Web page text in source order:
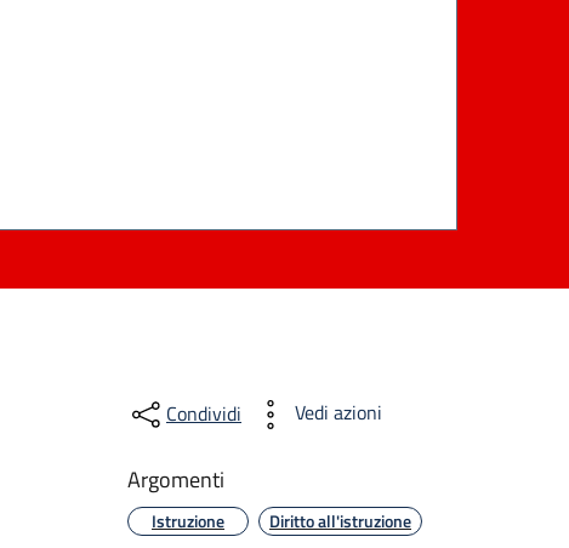
Condividi Vedi azioni
Argomenti
Istruzione Diritto all'istruzione